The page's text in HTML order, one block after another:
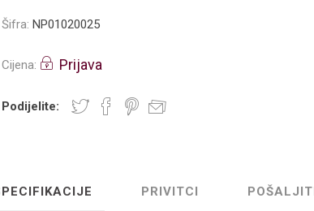
Šifra: NP01020025
Cijena: Prijava
Podijelite:
PRIVITCI